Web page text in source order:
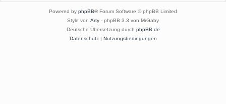
Powered by phpBB® Forum Software © phpBB Limited
Style von Arty - phpBB 3.3 von MrGaby
Deutsche Übersetzung durch phpBB.de
Datenschutz| Nutzungsbedingungen